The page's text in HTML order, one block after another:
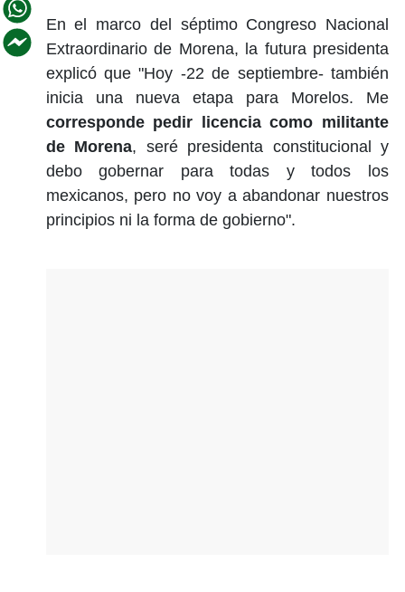
En el marco del séptimo Congreso Nacional
Extraordinario de Morena, la futura presidenta
explicó que "Hoy -22 de septiembre- también
inicia una nueva etapa para Morelos. Me
corresponde pedir licencia como militante
de Morena, seré presidenta constitucional y
debo gobernar para todas y todos los
mexicanos, pero no voy a abandonar nuestros
principios ni la forma de gobierno".